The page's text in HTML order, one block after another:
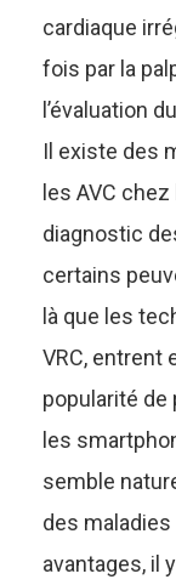
cardiaque
fois par la
l’évaluation
Il existe des
les AVC
diagnostic
certains
là que les
VRC, entrent
popularité
les
semble
des
avantages, il